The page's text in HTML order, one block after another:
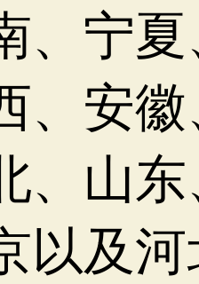
、宁
、安
、山
以及